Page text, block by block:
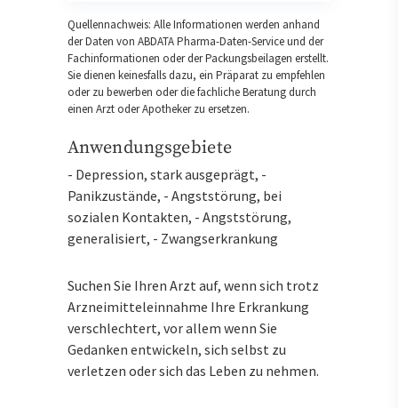
Quellennachweis: Alle Informationen werden anhand
der Daten von ABDATA Pharma-Daten-Service und der
Fachinformationen oder der Packungsbeilagen erstellt.
Sie dienen keinesfalls dazu, ein Präparat zu empfehlen
oder zu bewerben oder die fachliche Beratung durch
einen Arzt oder Apotheker zu ersetzen.
Anwendungsgebiete
- Depression, stark ausgeprägt, -
Panikzustände, - Angststörung, bei
sozialen Kontakten, - Angststörung,
generalisiert, - Zwangserkrankung
Suchen Sie Ihren Arzt auf, wenn sich trotz
Arzneimitteleinnahme Ihre Erkrankung
verschlechtert, vor allem wenn Sie
Gedanken entwickeln, sich selbst zu
verletzen oder sich das Leben zu nehmen.